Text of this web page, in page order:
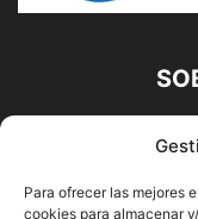
Para ofrecer las mejores
cookies para almacenar
Diario Alhaurín
Francisco E.
Alhaurín